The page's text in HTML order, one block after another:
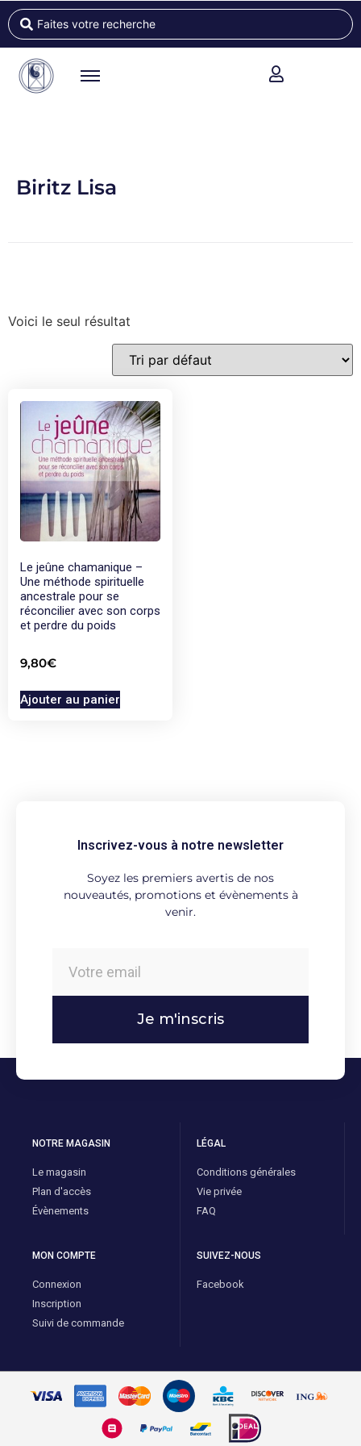
Biritz Lisa
Voici le seul résultat
Le jeûne chamanique –
Une méthode spirituelle
ancestrale pour se
réconcilier avec son corps
et perdre du poids
9,80€
Ajouter au panier
Inscrivez-vous à notre newsletter
Soyez les premiers avertis de nos
nouveautés, promotions et évènements à
venir.
Je m'inscris
NOTRE MAGASIN
Le magasin
Plan d'accès
Évènements
LÉGAL
Conditions générales
Vie privée
FAQ
MON COMPTE
Connexion
Inscription
Suivi de commande
SUIVEZ-NOUS
Facebook